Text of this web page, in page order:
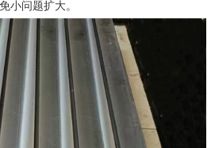
小问题扩大。